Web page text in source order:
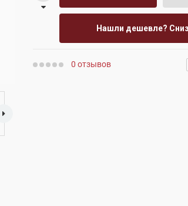
Нашли дешевле?
0 отзывов